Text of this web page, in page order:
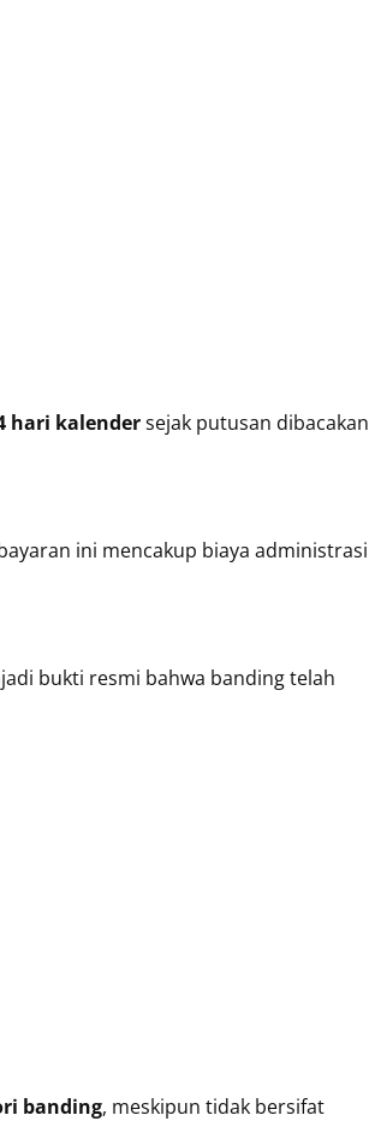
hari kalendersejak putusan dibacakan
ini mencakup biaya administrasi
bukti resmi bahwa banding telah
banding, meskipun tidak bersifat